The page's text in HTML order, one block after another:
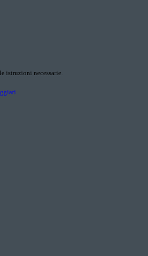
istruzioni necessarie.